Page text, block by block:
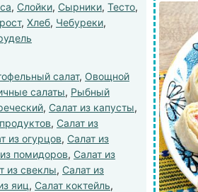
, Слойки, Сырники, Тесто,
, Хлеб, Чебуреки,
салат, Овощной
салаты, Рыбный
, Салат из капусты,
, Салат из
из огурцов, Салат из
помидоров, Салат из
из свеклы, Салат из
яиц, Салат коктейль,